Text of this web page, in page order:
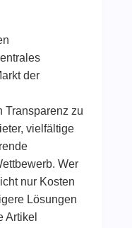
der
Transparenz zu
vielfältige
Wer
nur Kosten
Lösungen
Artikel